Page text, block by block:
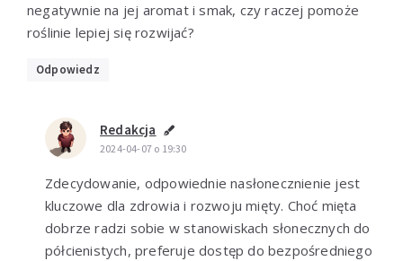
negatywnie na jej aromat i smak, czy raczej pomoże
roślinie lepiej się rozwijać?
Odpowiedz
Redakcja
2024-04-07 o 19:30
Zdecydowanie, odpowiednie nasłonecznienie jest
kluczowe dla zdrowia i rozwoju mięty. Choć mięta
dobrze radzi sobie w stanowiskach słonecznych do
półcienistych, preferuje dostęp do bezpośredniego